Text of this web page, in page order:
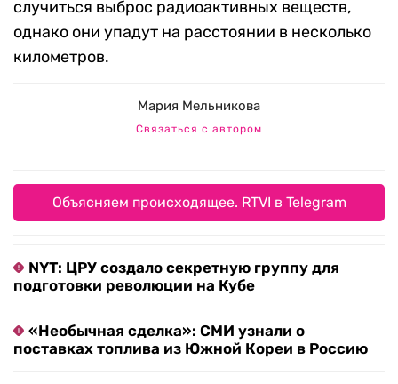
случиться выброс радиоактивных веществ,
однако они упадут на расстоянии в несколько
километров.
Мария Мельникова
Связаться с автором
Объясняем происходящее. RTVI в Telegram
NYT: ЦРУ создало секретную группу для
подготовки революции на Кубе
«Необычная сделка»: СМИ узнали о
поставках топлива из Южной Кореи в Россию